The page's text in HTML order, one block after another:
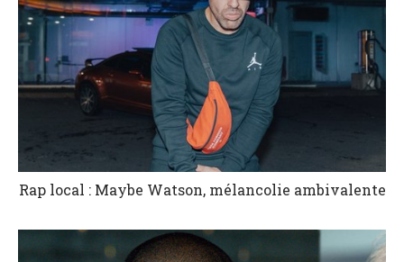
Rap local : Maybe Watson, mélancolie ambivalente